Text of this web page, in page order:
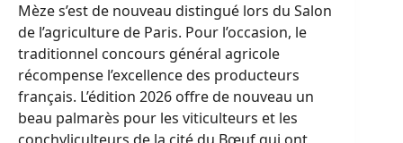
Mèze s’est de nouveau distingué lors du Salon
de l’agriculture de Paris. Pour l’occasion, le
traditionnel concours général agricole
récompense l’excellence des producteurs
français. L’édition 2026 offre de nouveau un
beau palmarès pour les viticulteurs et les